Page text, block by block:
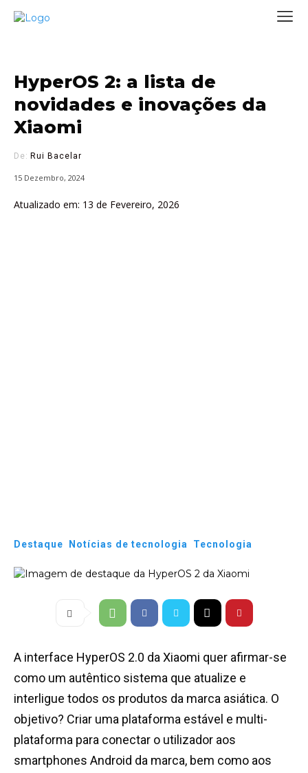
HyperOS 2: a lista de
novidades e inovações da
Xiaomi
De: Rui Bacelar
15 Dezembro, 2024
Atualizado em: 13 de Fevereiro, 2026
Destaque Notícias de tecnologia Tecnologia
A interface HyperOS 2.0 da Xiaomi quer afirmar-se
como um autêntico sistema que atualize e
interligue todos os produtos da marca asiática. O
objetivo? Criar uma plataforma estável e multi-
plataforma para conectar o utilizador aos
smartphones Android da marca, bem como aos